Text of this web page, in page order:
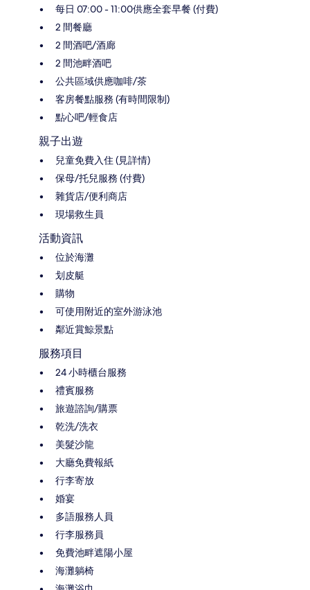
每日 07:00 - 11:00供應全套早餐 (付費)
2 間餐廳
2 間酒吧/酒廊
2 間池畔酒吧
公共區域供應咖啡/茶
客房餐點服務 (有時間限制)
點心吧/輕食店
親子出遊
兒童免費入住 (見詳情)
保母/托兒服務 (付費)
雜貨店/便利商店
現場救生員
活動資訊
位於海灘
划皮艇
購物
可使用附近的室外游泳池
鄰近賞鯨景點
服務項目
24 小時櫃台服務
禮賓服務
旅遊諮詢/購票
乾洗/洗衣
美髮沙龍
大廳免費報紙
行李寄放
婚宴
多語服務人員
行李服務員
免費池畔遮陽小屋
海灘躺椅